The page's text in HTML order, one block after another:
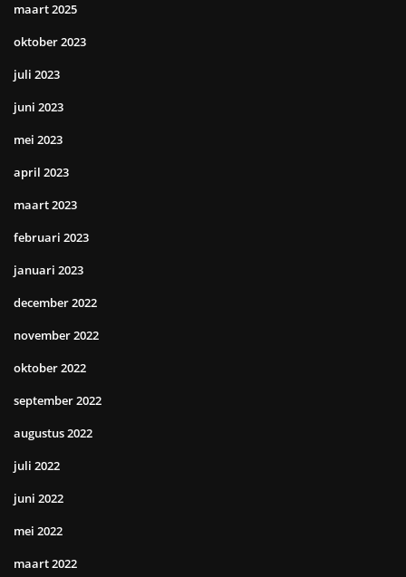
maart 2025
oktober 2023
juli 2023
juni 2023
mei 2023
april 2023
maart 2023
februari 2023
januari 2023
december 2022
november 2022
oktober 2022
september 2022
augustus 2022
juli 2022
juni 2022
mei 2022
maart 2022